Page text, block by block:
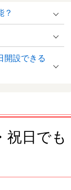
？
開設できる
祝日でも